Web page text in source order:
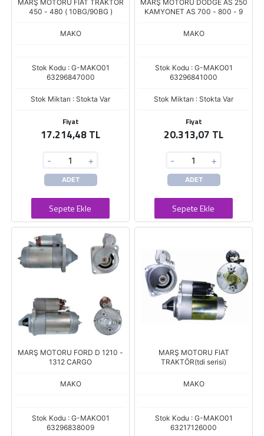
MARŞ MOTORU FIAT TRAKTÖR
450 - 480 ( 10BG/90BG )
MAKO
Stok Kodu : G-MAKO01
63296847000
Stok Miktarı : Stokta Var
Fiyat
17.214,48 TL
- +
ADET
Sepete Ekle
MARŞ MOTORU DODGE AS 250
KAMYONET AS 700 - 800 - 9
MAKO
Stok Kodu : G-MAKO01
63296841000
Stok Miktarı : Stokta Var
Fiyat
20.313,07 TL
- +
ADET
Sepete Ekle
MARŞ MOTORU FORD D 1210 -
1312 CARGO
MAKO
Stok Kodu : G-MAKO01
63296838009
MARŞ MOTORU FIAT
TRAKTÖR(tdi serisi)
MAKO
Stok Kodu : G-MAKO01
63217126000